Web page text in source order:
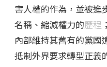
害人權的作為，並被進
名稱、縮減權力的歷程
內部維持其舊有的黨國
抵制外界要求轉型正義